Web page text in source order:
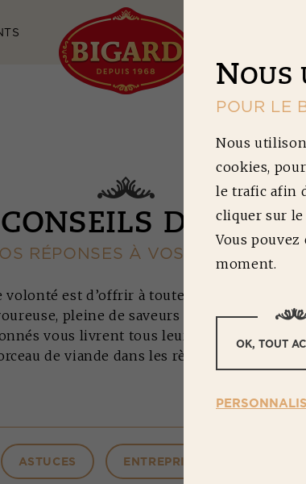
RÉPONSES À VOS QUESTIONS
volonté est d’offrir à toutes les familles
pleine de saveurs et de grande
vous livrent tous leurs secrets pour
de viande dans les règles de l’art.
ASTUCES ENTREPRISE
NOUS
POUR LE
Nous
cookies,
le trafic afin
cliquer sur
Vous
moment.
OK, TOUT